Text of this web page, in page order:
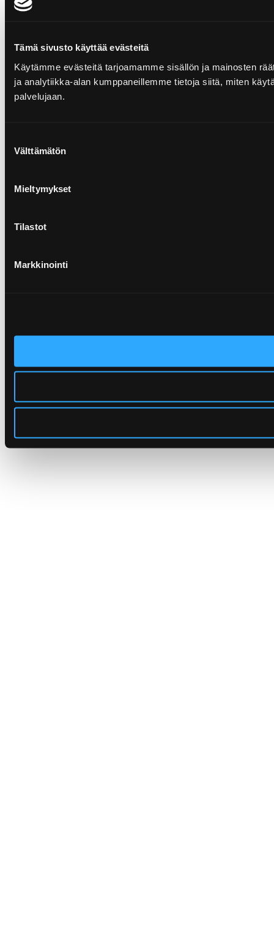
Tämä sivusto käyttää evästeitä
Käytämme evästeitä tarjoamamme sisällön ja mainosten
ja analytiikka-alan kumppaneillemme tietoja siitä, miten
palvelujaan.
valinta
Välttämätön
Mieltymykset
Tilastot
Markkinointi